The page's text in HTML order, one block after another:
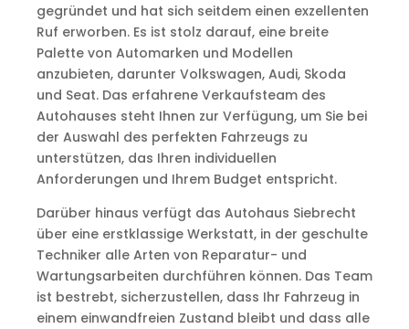
gegründet und hat sich seitdem einen exzellenten
Ruf erworben. Es ist stolz darauf, eine breite
Palette von Automarken und Modellen
anzubieten, darunter Volkswagen, Audi, Skoda
und Seat. Das erfahrene Verkaufsteam des
Autohauses steht Ihnen zur Verfügung, um Sie bei
der Auswahl des perfekten Fahrzeugs zu
unterstützen, das Ihren individuellen
Anforderungen und Ihrem Budget entspricht.
Darüber hinaus verfügt das Autohaus Siebrecht
über eine erstklassige Werkstatt, in der geschulte
Techniker alle Arten von Reparatur- und
Wartungsarbeiten durchführen können. Das Team
ist bestrebt, sicherzustellen, dass Ihr Fahrzeug in
einem einwandfreien Zustand bleibt und dass alle